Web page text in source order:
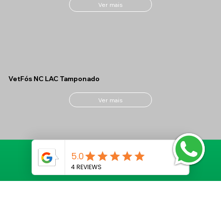
Ver mais
VetFós NC LAC Tamponado
Ver mais